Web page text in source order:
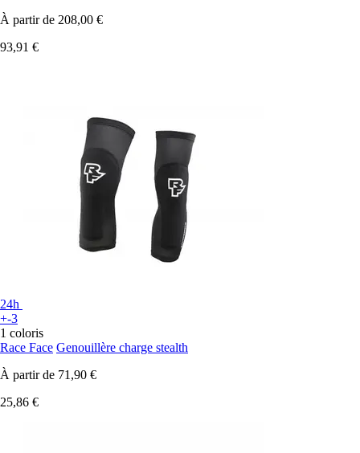
À partir de 208,00 €
93,91 €
24h
+-3
1 coloris
Race Face Genouillère charge stealth
À partir de 71,90 €
25,86 €